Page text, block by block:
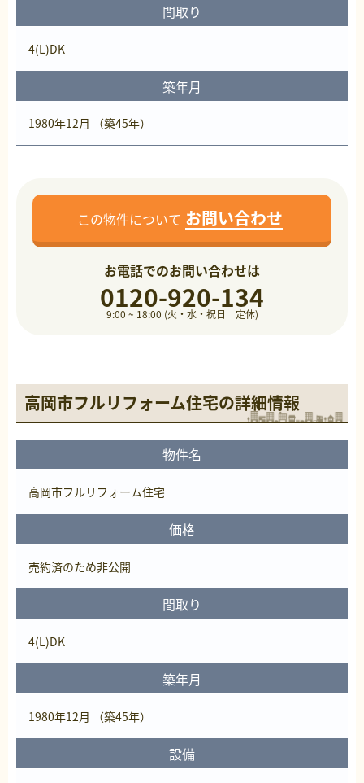
間取り
4(L)DK
築年月
1980年12月 （築45年）
この物件について お問い合わせ
お電話でのお問い合わせは
0120-920-134
9:00 ~ 18:00 (火・水・祝日 定休)
高岡市フルリフォーム住宅の詳細情報
物件名
高岡市フルリフォーム住宅
価格
売約済のため非公開
間取り
4(L)DK
築年月
1980年12月 （築45年）
設備